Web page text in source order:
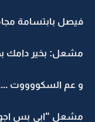
فيصل بابتسامة
مشعل: بخير دامك
و عم السكووووت
مشعل "ابي بس